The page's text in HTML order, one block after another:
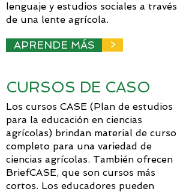
lenguaje y estudios sociales a través
de una lente agrícola.
APRENDE MÁS >
CURSOS DE CASO
Los cursos CASE (Plan de estudios
para la educación en ciencias
agrícolas) brindan material de curso
completo para una variedad de
ciencias agrícolas. También ofrecen
BriefCASE, que son cursos más
cortos. Los educadores pueden